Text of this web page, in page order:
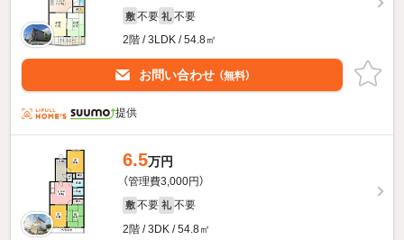
敷 不要 礼 不要
2階 / 3LDK / 54.8㎡
お問い合わせ （無料）
提供
6.5万円
（管理費3,000円）
敷 不要 礼 不要
2階 / 3DK / 54.8㎡